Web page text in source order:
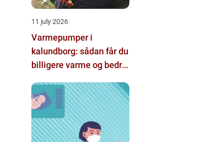
11 july 2026
Varmepumper i
kalundborg: sådan får du
billigere varme og bedre